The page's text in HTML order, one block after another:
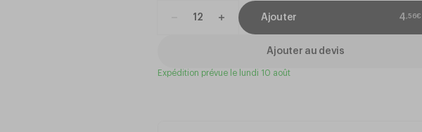
Ajouter 4 56€
Ajouter au devis
Expédition prévue le lundi 10 août